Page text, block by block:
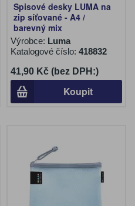
Spisové desky LUMA na
zip síťované - A4 /
barevný mix
Výrobce: Luma
Katalogové číslo: 418832
41,90 Kč (bez DPH:)
Koupit